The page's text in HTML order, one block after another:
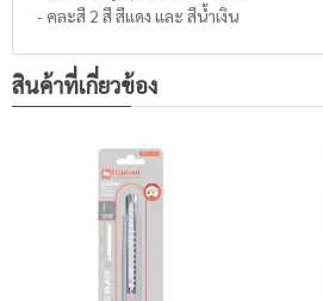
- คละสี 2 สี สีแดง และ สีน้ำเงิน
สินค้าที่เกี่ยวข้อง